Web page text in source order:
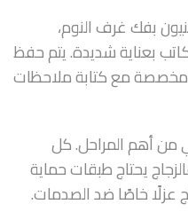
بفك غرف النوم،
بعناية شديدة. يتم حفظ
مخصصة مع كتابة ملاحظات
من أهم المراحل. كل
يحتاج طبقات حماية
عزلًا خاصًا ضد الصدمات.